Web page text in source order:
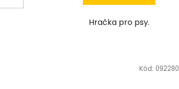
Hračka pro psy.
Kód: 092280